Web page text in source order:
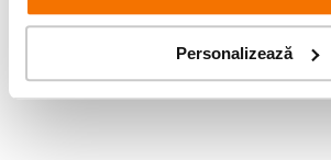
Personalizează